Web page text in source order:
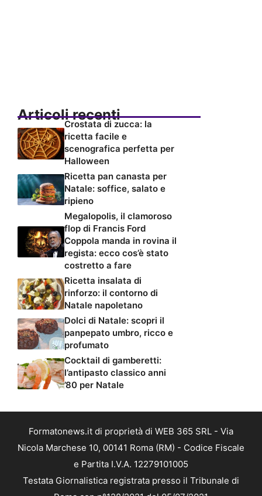
Articoli recenti
Crostata di zucca: la
ricetta facile e
scenografica perfetta per
Halloween
Ricetta pan canasta per
Natale: soffice, salato e
ripieno
Megalopolis, il clamoroso
flop di Francis Ford
Coppola manda in rovina il
regista: ecco cos’è stato
costretto a fare
Ricetta insalata di
rinforzo: il contorno di
Natale napoletano
Dolci di Natale: scopri il
panpepato umbro, ricco e
profumato
Cocktail di gamberetti:
l’antipasto classico anni
’80 per Natale
Formatonews.it di proprietà di WEB 365 SRL - Via
Nicola Marchese 10, 00141 Roma (RM) - Codice Fiscale
e Partita I.V.A. 12279101005
Testata Giornalistica registrata presso il Tribunale di